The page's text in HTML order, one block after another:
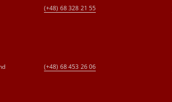
(+48) 68 328 21 55
(+48) 68 453 26 06